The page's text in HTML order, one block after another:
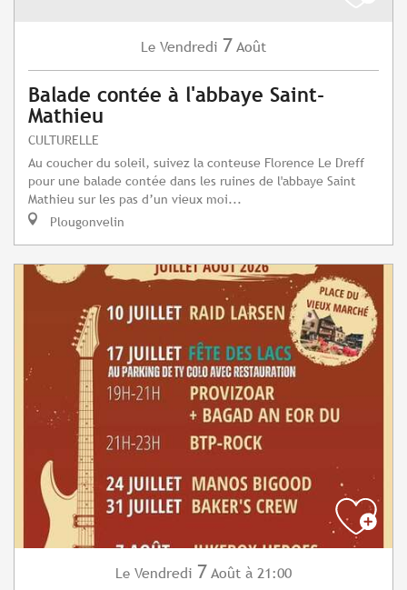
Le Vendredi 7 Août
Balade contée à l'abbaye Saint-
Mathieu
CULTURELLE
Au coucher du soleil, suivez la conteuse Florence Le Dreff
pour une balade contée dans les ruines de l'abbaye Saint
Mathieu sur les pas d’un vieux moi...
Plougonvelin
Le Vendredi 7 Août à 21:00